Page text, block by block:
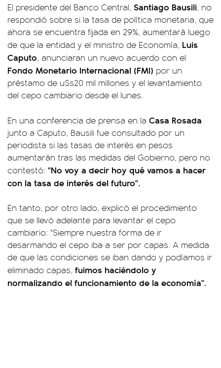
El presidente del Banco Central, Santiago Bausili, no
respondió sobre si la tasa de política monetaria, que
ahora se encuentra fijada en 29%, aumentará luego
de que la entidad y el ministro de Economía, Luis
Caputo, anunciaran un nuevo acuerdo con el
Fondo Monetario Internacional (FMI) por un
préstamo de u$s20 mil millones y el levantamiento
del cepo cambiario desde el lunes.
En una conferencia de prensa en la Casa Rosada
junto a Caputo, Bausili fue consultado por un
periodista si las tasas de interés en pesos
aumentarán tras las medidas del Gobierno, pero no
contestó: "No voy a decir hoy qué vamos a hacer
con la tasa de interés del futuro".
En tanto, por otro lado, explicó el procedimiento
que se llevó adelante para levantar el cepo
cambiario: "Siempre nuestra forma de ir
desarmando el cepo iba a ser por capas. A medida
de que las condiciones se iban dando y podíamos ir
eliminado capas, fuimos haciéndolo y
normalizando el funcionamiento de la economía".